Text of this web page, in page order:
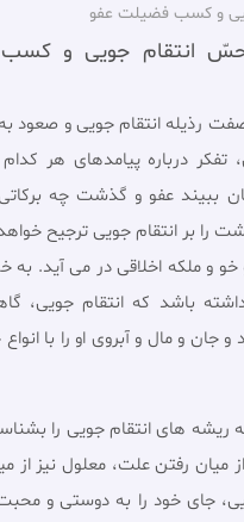
و كسب فضيلت عفو
حسّ انتقام جويى و
صفت رذيله انتقام جويى و صعود
درباره پيامدهاى هر
ببيند عفو و گذشت چه
را بر انتقام جويى ترجيح
و ملكه اخلاقى در مى آيد. به
باشد که انتقام جويى،
جان و مال و آبروى او را با
هاى انتقام جويى را
از ميان رفتن علت، معلول نيز از
جاى خود را به دوستى و